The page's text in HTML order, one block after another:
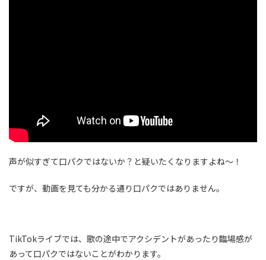
声が似すぎて口パクではないか？と疑いたくなりますよね～！
ですが、動画を見ても分かる通り口パクではありません。
TikTokライブでは、歌の途中でアクシデントがあったり臨場感が
あって口パクではないことがわかります。